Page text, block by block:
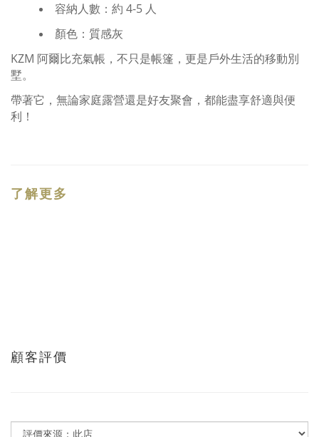
容納人數：約 4-5 人
顏色：質感灰
KZM 阿爾比充氣帳，不只是帳篷，更是戶外生活的移動別
墅。
帶著它，無論家庭露營還是好友聚會，都能盡享舒適與便
利！
了解更多
顧客評價